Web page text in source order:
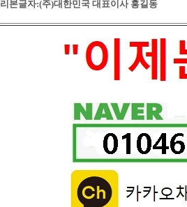
리본글자:(주)대한민국 대표이사 홍길동